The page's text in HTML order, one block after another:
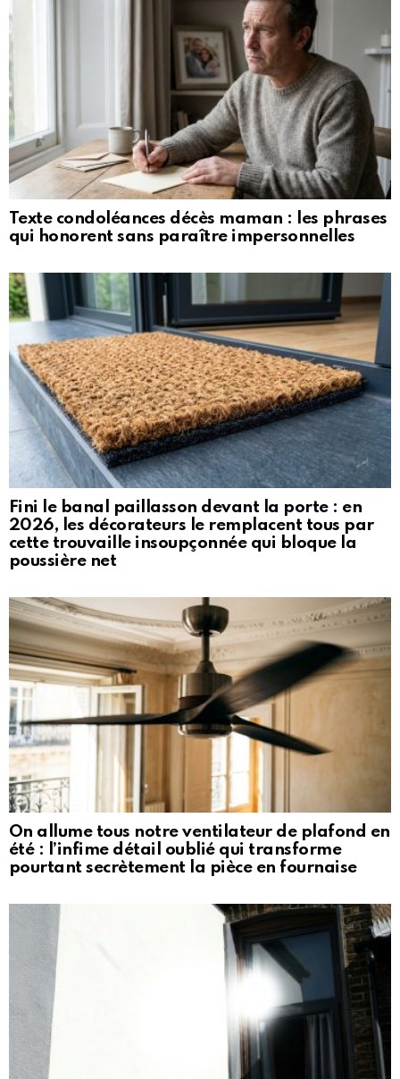
Texte condoléances décès maman : les phrases
qui honorent sans paraître impersonnelles
Fini le banal paillasson devant la porte : en
2026, les décorateurs le remplacent tous par
cette trouvaille insoupçonnée qui bloque la
poussière net
On allume tous notre ventilateur de plafond en
été : l’infime détail oublié qui transforme
pourtant secrètement la pièce en fournaise